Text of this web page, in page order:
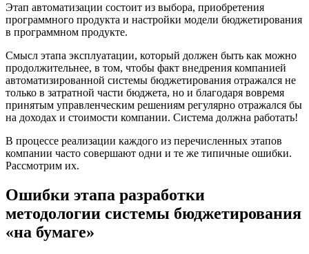
Этап автоматизации состоит из выбора, приобретения
программного продукта и настройки модели бюджетирования
в программном продукте.
Смысл этапа эксплуатации, который должен быть как можно
продолжительнее, в том, чтобы факт внедрения компанией
автоматизированной системы бюджетирования отражался не
только в затратной части бюджета, но и благодаря вовремя
принятым управленческим решениям регулярно отражался бы
на доходах и стоимости компании. Система должна работать!
В процессе реализации каждого из перечисленных этапов
компании часто совершают одни и те же типичные ошибки.
Рассмотрим их.
Ошибки этапа разработки
методологии системы бюджетирования
«на бумаге»